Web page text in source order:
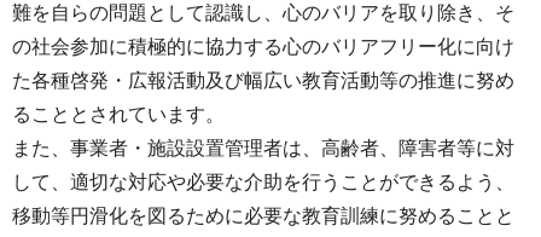
難を自らの問題として認識し、心のバリアを取り除き、そ
の社会参加に積極的に協力する心のバリアフリー化に向け
た各種啓発・広報活動及び幅広い教育活動等の推進に努め
ることとされています。
また、事業者・施設設置管理者は、高齢者、障害者等に対
して、適切な対応や必要な介助を行うことができるよう、
移動等円滑化を図るために必要な教育訓練に努めることと